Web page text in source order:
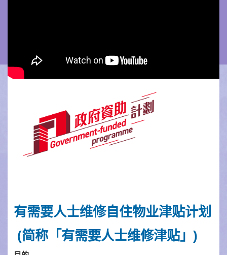
有需要人士维修自住物业津贴计划
(简称「有需要人士维修津贴」 )